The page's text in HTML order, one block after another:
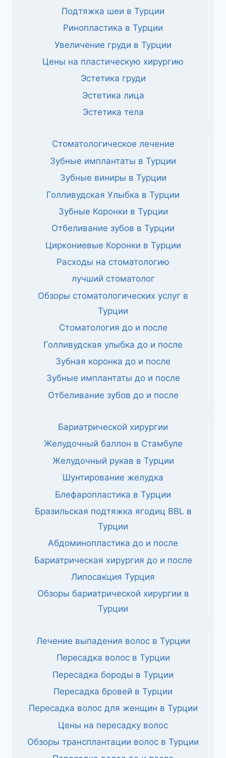
Подтяжка шеи в Турции
Ринопластика в Турции
Увеличение груди в Турции
Цены на пластическую хирургию
Эстетика груди
Эстетика лица
Эстетика тела
Стоматологическое лечение
Зубные имплантаты в Турции
Зубные виниры в Турции
Голливудская Улыбка в Турции
Зубные Коронки в Турции
Отбеливание зубов в Турции
Циркониевые Коронки в Турции
Расходы на стоматологию
лучший стоматолог
Обзоры стоматологических услуг в
Турции
Стоматология до и после
Голливудская улыбка до и после
Зубная коронка до и после
Зубные имплантаты до и после
Отбеливание зубов до и после
Бариатрической хирургии
Желудочный баллон в Стамбуле
Желудочный рукав в Турции
Шунтирование желудка
Блефаропластика в Турции
Бразильская подтяжка ягодиц BBL в
Турции
Абдоминопластика до и после
Бариатрическая хирургия до и после
Липосакция Турция
Обзоры бариатрической хирургии в
Турции
Лечение выпадения волос в Турции
Пересадка волос в Турции
Пересадка бороды в Турции
Пересадка бровей в Турции
Пересадка волос для женщин в Турции
Цены на пересадку волос
Обзоры трансплантации волос в Турции